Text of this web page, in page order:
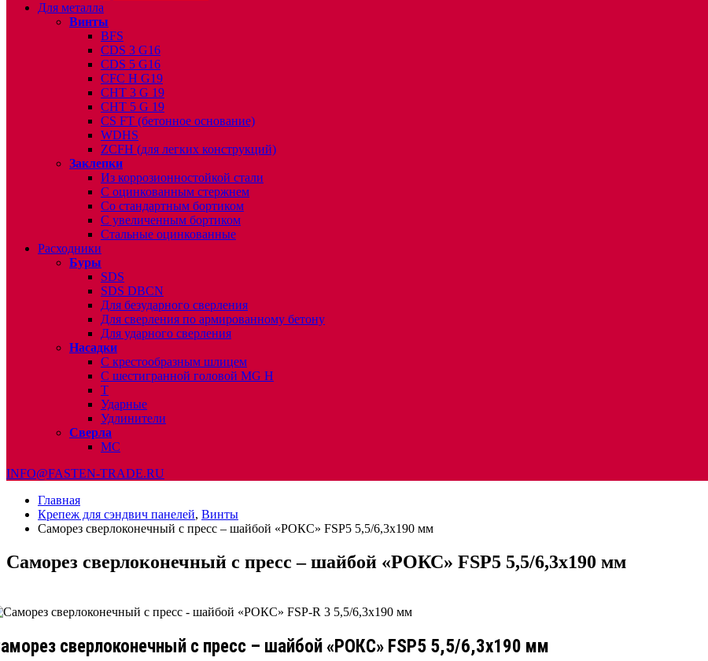
Для металла
Винты
BFS
CDS 3 G16
CDS 5 G16
CFC H G19
CHT 3 G 19
CHT 5 G 19
CS FT (бетонное основание)
WDHS
ZCFH (для легких конструкций)
Заклепки
Из коррозионностойкой стали
С оцинкованным стержнем
Со стандартным бортиком
С увеличенным бортиком
Стальные оцинкованные
Расходники
Буры
SDS
SDS DBCN
Для безударного сверления
Для сверления по армированному бетону
Для ударного сверления
Насадки
С крестообразным шлицем
С шестигранной головой MG H
T
Ударные
Удлинители
Сверла
МС
INFO@FASTEN-TRADE.RU
Главная
Крепеж для сэндвич панелей, Винты
Саморез сверлоконечный с пресс – шайбой «РОКС» FSP5 5,5/6,3х190 мм
Саморез сверлоконечный с пресс – шайбой «РОКС» FSP5 5,5/6,3х190 мм
сверлоконечный с пресс – шайбой «РОКС» FSP5 5,5/6,3х190 мм